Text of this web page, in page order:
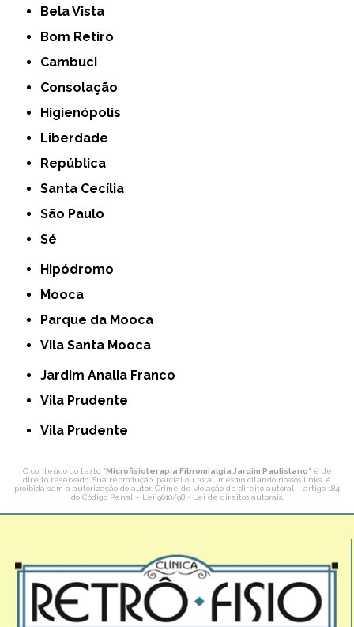
Bela Vista
Bom Retiro
Cambuci
Consolação
Higienópolis
Liberdade
República
Santa Cecília
São Paulo
Sé
Hipódromo
Mooca
Parque da Mooca
Vila Santa Mooca
Jardim Analia Franco
Vila Prudente
Vila Prudente
O conteúdo do texto "Microfisioterapia Fibromialgia Jardim Paulistano" é de
direito reservado. Sua reprodução, parcial ou total, mesmo citando nossos links, é
proibida sem a autorização do autor. Crime de violação de direito autoral – artigo 184
do Código Penal – Lei 9610/98 - Lei de direitos autorais.